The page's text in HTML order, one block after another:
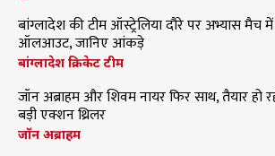
बांग्लादेश की टीम ऑस्ट्रेलिया दौरे पर अभ्यास मैच
ऑलआउट, जानिए आंकड़े
बांग्लादेश क्रिकेट टीम
जॉन अब्राहम और शिवम नायर फिर साथ, तैयार हो
बड़ी एक्शन थ्रिलर
जॉन अब्राहम